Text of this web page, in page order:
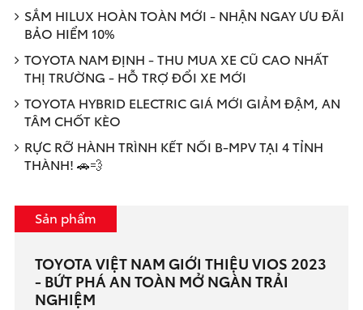
SẮM HILUX HOÀN TOÀN MỚI - NHẬN NGAY ƯU ĐÃI
BẢO HIỂM 10%
TOYOTA NAM ĐỊNH - THU MUA XE CŨ CAO NHẤT
THỊ TRƯỜNG - HỖ TRỢ ĐỔI XE MỚI
TOYOTA HYBRID ELECTRIC GIÁ MỚI GIẢM ĐẬM, AN
TÂM CHỐT KÈO
RỰC RỠ HÀNH TRÌNH KẾT NỐI B-MPV TẠI 4 TỈNH
THÀNH! 🚗💨
Sản phẩm
TOYOTA VIỆT NAM GIỚI THIỆU VIOS 2023
- BỨT PHÁ AN TOÀN MỞ NGÀN TRẢI
NGHIỆM